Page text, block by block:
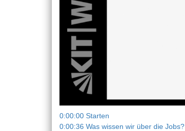
0:00:00 Starten
0:00:36 Was wissen wir über die Jobs?